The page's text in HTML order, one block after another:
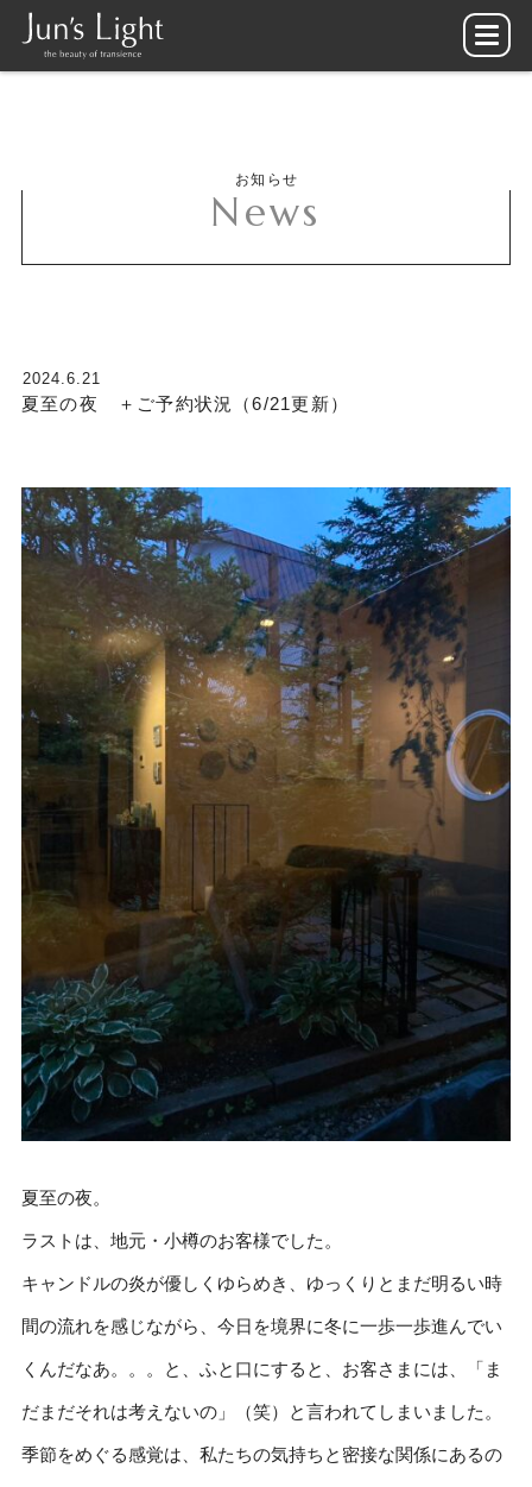
お知らせ
News
2024.6.21
夏至の夜 ＋ご予約状況（6/21更新）
夏至の夜。
ラストは、地元・小樽のお客様でした。
キャンドルの炎が優しくゆらめき、ゆっくりとまだ明るい時
間の流れを感じながら、今日を境界に冬に一歩一歩進んでい
くんだなあ。。。と、ふと口にすると、お客さまには、「ま
だまだそれは考えないの」（笑）と言われてしまいました。
季節をめぐる感覚は、私たちの気持ちと密接な関係にあるの